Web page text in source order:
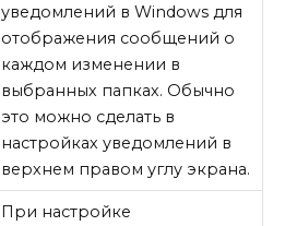
уведомлений в Windows для
отображения сообщений о
каждом изменении в
выбранных папках. Обычно
это можно сделать в
настройках уведомлений в
верхнем правом углу экрана.
При настройке